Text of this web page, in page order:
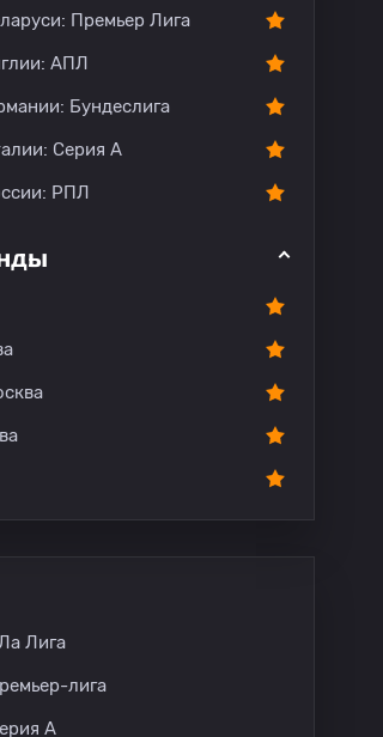
Премьер Лига
АПЛ
Бундеслига
Серия А
РПЛ
Лига
лига
А